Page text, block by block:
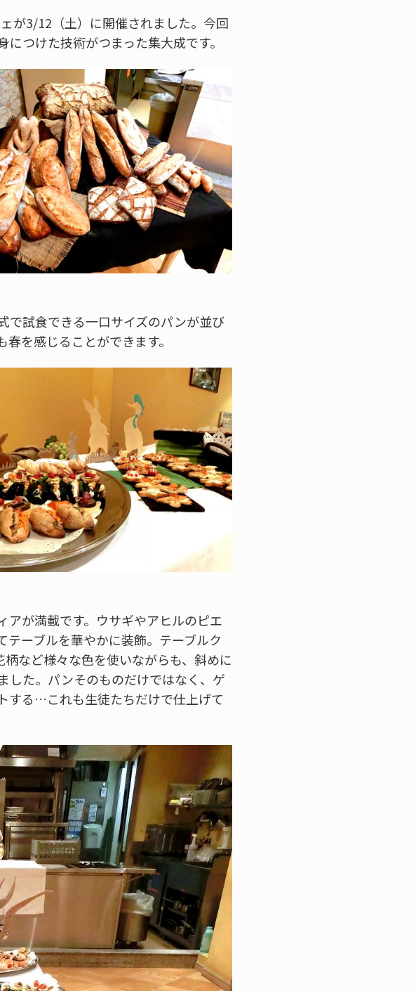
が3/12（土）に開催されました。今回
つけた技術がつまった集大成です。
で試食できる一口サイズのパンが並び
を感じることができます。
アが満載です。ウサギやアヒルのピエ
テーブルを華やかに装飾。テーブルク
など様々な色を使いながらも、斜めに
した。パンそのものだけではなく、ゲ
する…これも生徒たちだけで仕上げて